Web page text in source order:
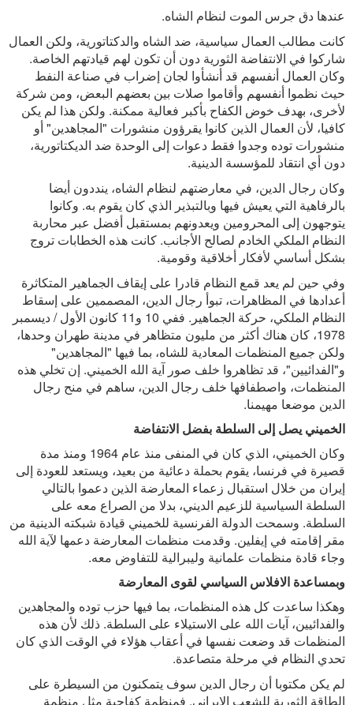
عندها دق جرس الموت لنظام الشاه.
كانت مطالب العمال سياسية، ضد الشاه والدكتاتورية، ولكن العمال
شاركوا في الانتفاضة الثورية دون أن تكون لهم قيادتهم الخاصة.
وكان العمال أنفسهم قد أنشأوا لجان إضراب في صناعة النفط
حيث نظموا أنفسهم وأقاموا صلات بين بعضهم البعض، ومن شركة
لأخرى، بهدف خوض الكفاح بأكبر فعالية ممكنة. ولكن هذا لم يكن
كافيا، لأن العمال الذين كانوا يقرؤون منشورات "المجاهدين" أو
منشورات توده وجدوا فقط دعوات إلى الوحدة ضد الديكتاتورية،
دون أي انتقاد للمؤسسة الدينية.
وكان رجال الدين، في معارضتهم لنظام الشاه، ينددون أيضا
بالرفاهية التي يعيش فيها وبالتبذير الذي كان يقوم به. وكانوا
يتوجهون إلى المحرومين ويعدونهم بمستقبل أفضل عبر محاربة
النظام الملكي الخادم لصالح الأجانب. كانت هذه الخطابات تروج
بشكل أساسي لأفكار أخلاقية وقومية.
وفي حين لم يعد قمع النظام قادرا على إيقاف الجماهير المتكاثرة
أعدادها في المظاهرات، تبوأ رجال الدين، المصممين على إسقاط
النظام الملكي، حركة الجماهير. ففي 10 و11 كانون الأول / ديسمبر
1978، كان هناك أكثر من مليون متظاهر في مدينة طهران وحدها،
ولكن جميع المنظمات المعادية للشاه، بما فيها "المجاهدين"
و"الفدائيين"، قد تظاهروا خلف صور آية الله الخميني. إن تخلي هذه
المنظمات، واصطفافها خلف رجال الدين، ساهم في منح رجال
الدين موضعا مهيمنا.
الخميني يصل إلى السلطة بفضل الانتفاضة
وكان الخميني، الذي كان في المنفى منذ عام 1964 ومنذ مدة
قصيرة في فرنسا، يقوم بحملة دعائية من بعيد، ويستعد للعودة إلى
إيران من خلال استقبال زعماء المعارضة الذين دعموا بالتالي
السلطة السياسية للزعيم الديني، بدلا من الصراع معه على
السلطة. وسمحت الدولة الفرنسية للخميني قيادة شبكته الدينية من
مقر إقامته في إيفلين. وقدمت منظمات المعارضة دعمها لآية الله
وجاء قادة منظمات علمانية وليبرالية للتفاوض معه.
وبمساعدة الافلاس السياسي لقوى المعارضة
وهكذا ساعدت كل هذه المنظمات، بما فيها حزب توده والمجاهدين
والفدائيين، آيات الله على الاستيلاء على السلطة. ذلك لأن هذه
المنظمات قد وضعت نفسها في أعقاب هؤلاء في الوقت الذي كان
تحدي النظام في مرحلة متصاعدة.
لم يكن مكتوبا أن رجال الدين سوف يتمكنون من السيطرة على
الطاقة الثورية للشعب الإيراني. فمنظمة كفاحية مثل منظمة